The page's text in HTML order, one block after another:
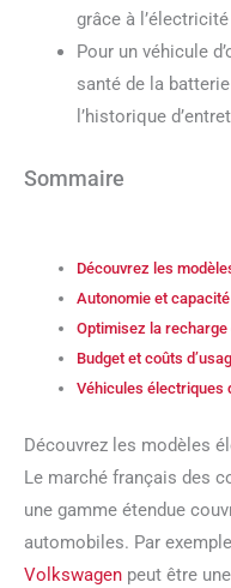
grâce à
Pour un véhicule d’occasion, il faut vérifier l’état de
santé de la
l’historique
Sommaire
Découvrez les
Autonomie et
Optimisez la
Budget et coûts
Véhicules électriques
Découvrez les modèles
Le marché français des constructeurs propose désormais
une gamme étendue
automobiles. Par
Volkswagen peut être une